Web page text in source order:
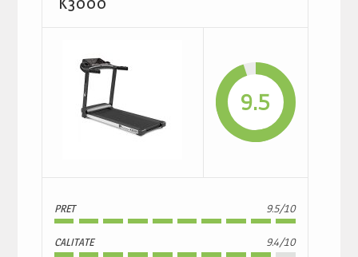
9.5
PRET 9.5/10
CALITATE 9.4/10